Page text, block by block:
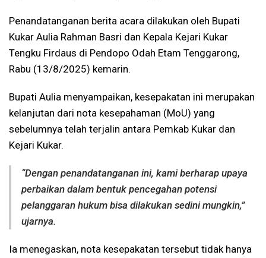
Penandatanganan berita acara dilakukan oleh Bupati
Kukar Aulia Rahman Basri dan Kepala Kejari Kukar
Tengku Firdaus di Pendopo Odah Etam Tenggarong,
Rabu (13/8/2025) kemarin.
Bupati Aulia menyampaikan, kesepakatan ini merupakan
kelanjutan dari nota kesepahaman (MoU) yang
sebelumnya telah terjalin antara Pemkab Kukar dan
Kejari Kukar.
“Dengan penandatanganan ini, kami berharap upaya
perbaikan dalam bentuk pencegahan potensi
pelanggaran hukum bisa dilakukan sedini mungkin,”
ujarnya.
Ia menegaskan, nota kesepakatan tersebut tidak hanya